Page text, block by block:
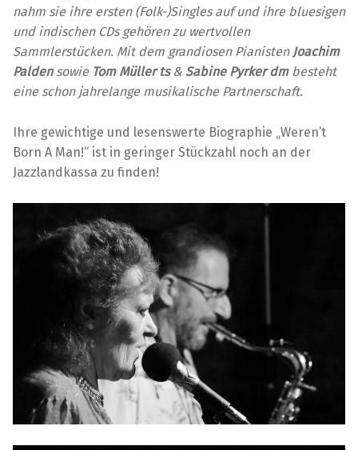
nahm sie ihre ersten (Folk-)Singles auf und ihre bluesigen
und indischen CDs gehören zu wertvollen
Sammlerstücken. Mit dem grandiosen Pianisten Joachim
Paldensowie Tom Müller ts& Sabine Pyrker dmbesteht
eine schon jahrelange musikalische Partnerschaft.
Ihre gewichtige und lesenswerte Biographie „Weren’t
Born A Man!“ ist in geringer Stückzahl noch an der
Jazzlandkassa zu finden!